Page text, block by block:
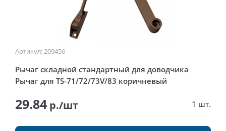
Артикул: 209456
Рычаг складной стандартный для доводчика
Рычаг для TS-71/72/73V/83 коричневый
29.84 р./шт 1 шт.